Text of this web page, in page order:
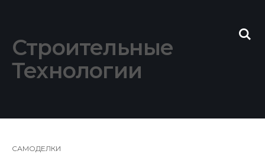
Строительные
Технологии
САМОДЕЛКИ